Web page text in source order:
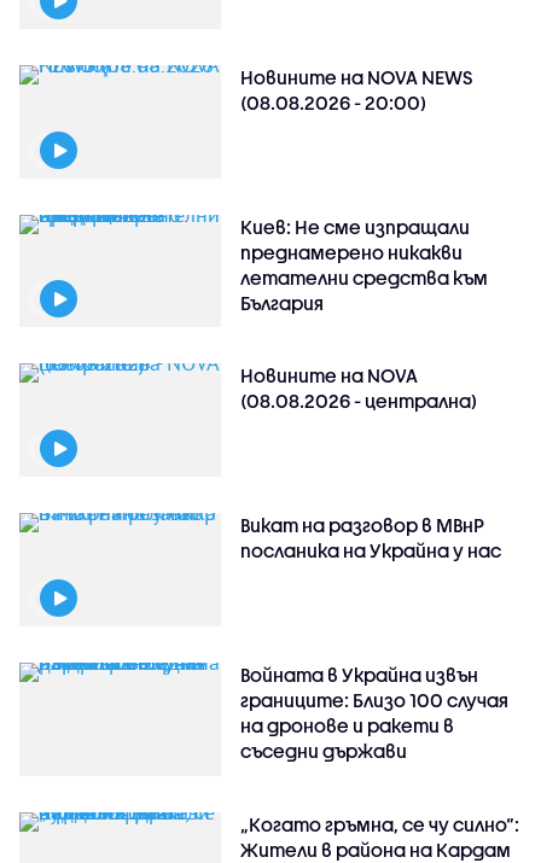
Новините на NOVA NEWS
(08.08.2026 - 20:00)
Киев: Не сме изпращали
преднамерено никакви
летателни средства към
България
Новините на NOVA
(08.08.2026 - централна)
Викат на разговор в МВнР
посланика на Украйна у нас
Войната в Украйна извън
границите: Близо 100 случая
на дронове и ракети в
съседни държави
„Когато гръмна, се чу силно“:
Жители в района на Кардам